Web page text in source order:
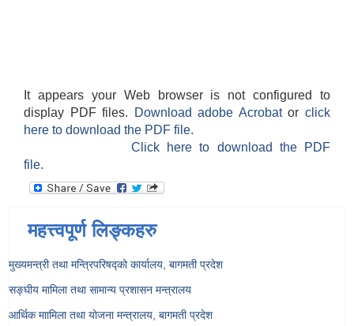
It appears your Web browser is not configured to
display PDF files.
Download adobe Acrobatorclick
here to download the PDF file.
Click here to download the PDF
file.
महत्त्वपूर्ण लिङ्कहरु
मुख्यमन्त्री तथा मन्त्रिपरिषद्को कार्यालय, बागमती प्रदेश
सङ्‍घीय मामिला तथा सामान्य प्रशासन मन्त्रालय
आर्थिक माामिला तथा योजना मन्त्रालय, बागमती प्रदेश